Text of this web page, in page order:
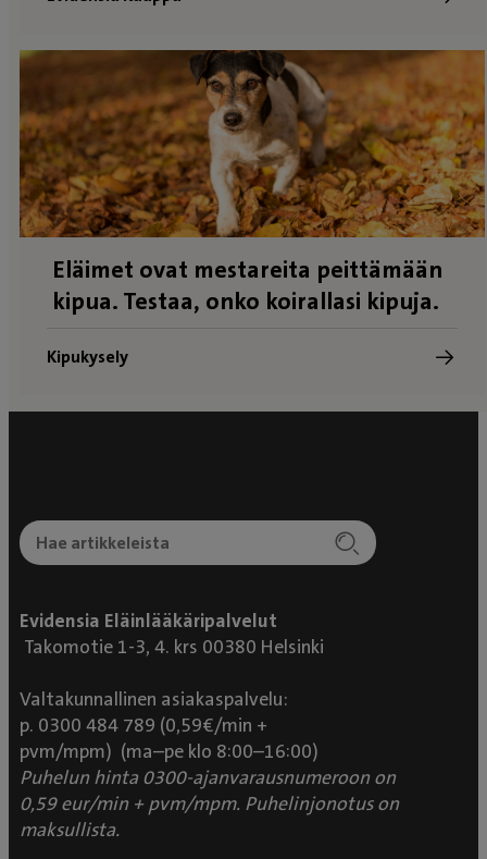
Eläimet ovat mestareita peittämään
kipua. Testaa, onko koirallasi kipuja.
Kipukysely
Evidensia Eläinlääkäripalvelut
Takomotie 1-3, 4. krs 00380 Helsinki
Valtakunnallinen asiakaspalvelu:
p. 0300 484 789 (0,59€/min +
pvm/mpm) (ma–pe klo 8:00–16:00)
Puhelun hinta 0300-ajanvarausnumeroon on
0,59 eur/min + pvm/mpm. Puhelinjonotus on
maksullista.